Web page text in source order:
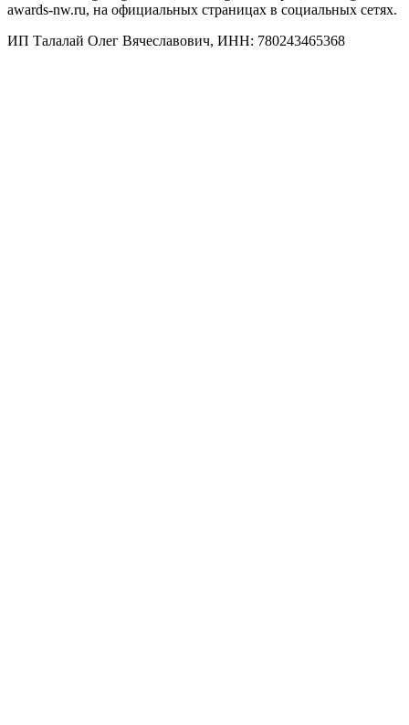
awards-nw.ru, на официальных страницах в социальных сетях.
ИП Талалай Олег Вячеславович, ИНН: 780243465368